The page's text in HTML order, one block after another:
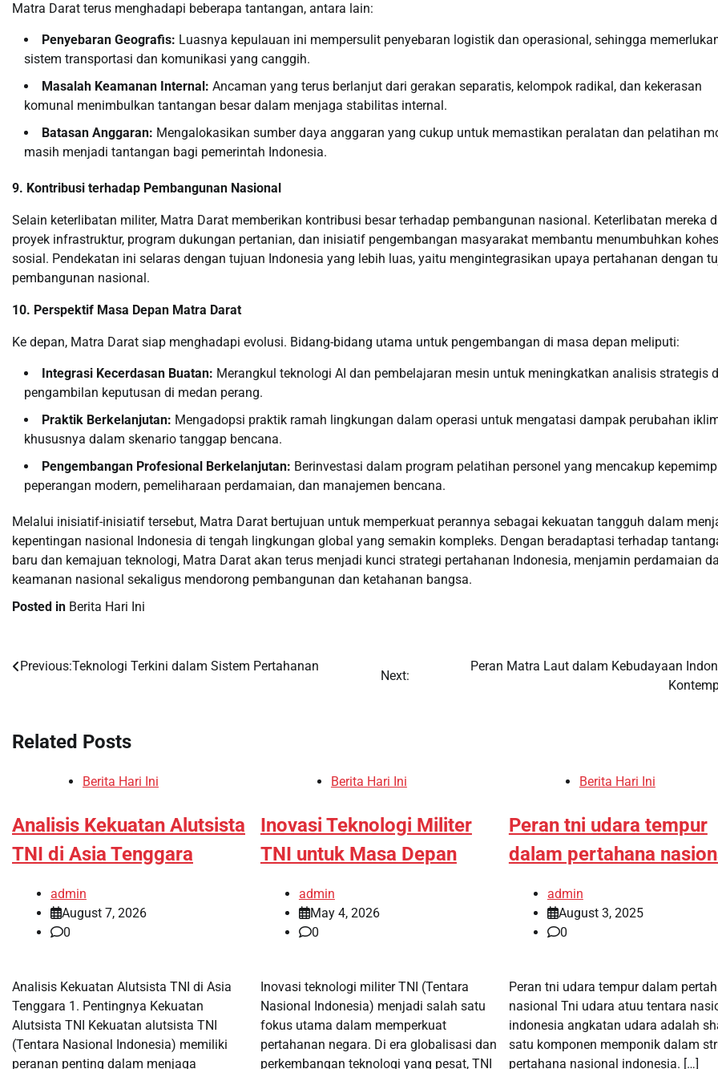
Matra Darat terus menghadapi beberapa tantangan, antara lain:
Penyebaran Geografis: Luasnya kepulauan ini mempersulit penyebaran logistik dan operasional, sehingga
sistem transportasi dan komunikasi yang canggih.
Masalah Keamanan Internal: Ancaman yang terus berlanjut dari gerakan separatis, kelompok radikal, dan kekerasan
komunal menimbulkan tantangan besar dalam menjaga stabilitas internal.
Batasan Anggaran: Mengalokasikan sumber daya anggaran yang cukup untuk memastikan peralatan dan pelatihan
masih menjadi tantangan bagi pemerintah Indonesia.
9. Kontribusi terhadap Pembangunan Nasional
Selain keterlibatan militer, Matra Darat memberikan kontribusi besar terhadap pembangunan nasional. Keterlibatan mereka
proyek infrastruktur, program dukungan pertanian, dan inisiatif pengembangan masyarakat membantu menumbuhkan
sosial. Pendekatan ini selaras dengan tujuan Indonesia yang lebih luas, yaitu mengintegrasikan upaya pertahanan dengan
pembangunan nasional.
10. Perspektif Masa Depan Matra Darat
Ke depan, Matra Darat siap menghadapi evolusi. Bidang-bidang utama untuk pengembangan di masa depan meliputi:
Integrasi Kecerdasan Buatan: Merangkul teknologi AI dan pembelajaran mesin untuk meningkatkan analisis strategis
pengambilan keputusan di medan perang.
Praktik Berkelanjutan: Mengadopsi praktik ramah lingkungan dalam operasi untuk mengatasi dampak perubahan
khususnya dalam skenario tanggap bencana.
Pengembangan Profesional Berkelanjutan: Berinvestasi dalam program pelatihan personel yang mencakup
peperangan modern, pemeliharaan perdamaian, dan manajemen bencana.
Melalui inisiatif-inisiatif tersebut, Matra Darat bertujuan untuk memperkuat perannya sebagai kekuatan tangguh dalam
kepentingan nasional Indonesia di tengah lingkungan global yang semakin kompleks. Dengan beradaptasi terhadap
baru dan kemajuan teknologi, Matra Darat akan terus menjadi kunci strategi pertahanan Indonesia, menjamin perdamaian
keamanan nasional sekaligus mendorong pembangunan dan ketahanan bangsa.
Posted in Berita Hari Ini
Post
Previous:Teknologi Terkini dalam Sistem Pertahanan
Next:
Peran Matra Laut dalam Kebudayaan
Related Posts
Berita Hari Ini
Analisis Kekuatan Alutsista
TNI di Asia Tenggara
admin
August 7, 2026
0
Analisis Kekuatan Alutsista TNI di Asia
Tenggara 1. Pentingnya Kekuatan
Alutsista TNI Kekuatan alutsista TNI
(Tentara Nasional Indonesia) memiliki
peranan penting dalam menjaga
Berita Hari Ini
Inovasi Teknologi Militer
TNI untuk Masa Depan
admin
May 4, 2026
0
Inovasi teknologi militer TNI (Tentara
Nasional Indonesia) menjadi salah satu
fokus utama dalam memperkuat
pertahanan negara. Di era globalisasi dan
perkembangan teknologi yang pesat, TNI
Berita Hari Ini
Peran tni udara tempur
dalam pertahana
admin
August 3, 2025
0
Peran tni udara tempur dalam
nasional Tni udara atuu tentara
indonesia angkatan udara adalah
satu komponen memponik dalam
pertahana nasional indonesia. […]